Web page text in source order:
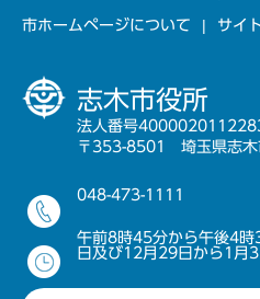
市ホームページについて サイ
志木市役所
法人番号
〒353-8501 埼玉県志木
048-473-1111
午前8時45分から午後4時
日及び12月29日から1月3